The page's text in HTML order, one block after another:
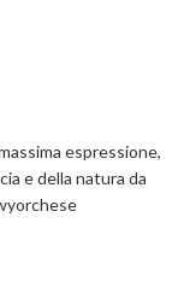
espressione,
e della natura da